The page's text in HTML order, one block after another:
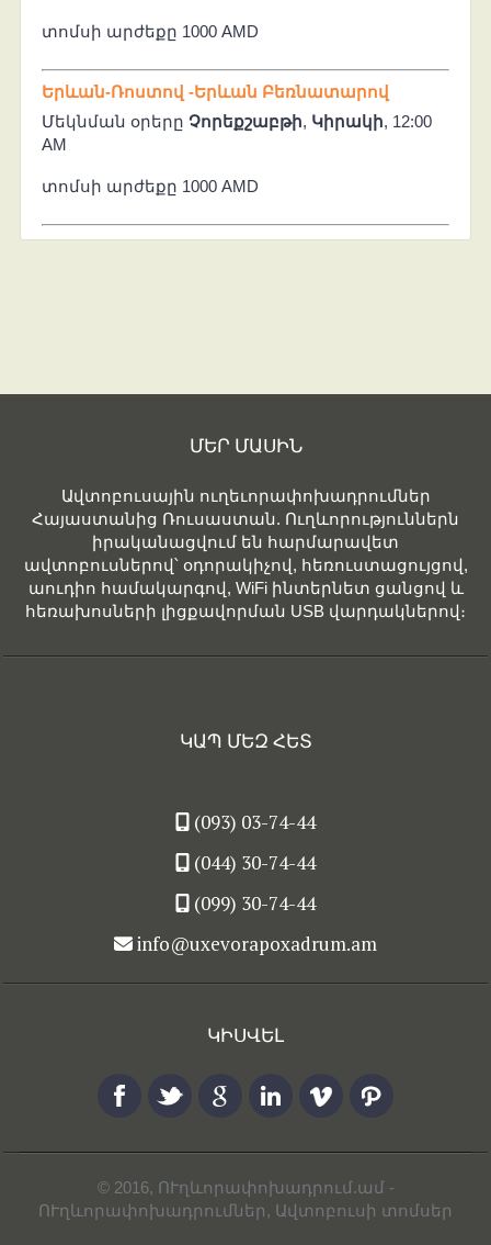
տոմսի արժեքը 1000 AMD
Երևան-Ռոստով -Երևան Բեռնատարով
Մեկնման օրերը Չորեքշաբթի, Կիրակի, 12:00
AM
տոմսի արժեքը 1000 AMD
ՄԵՐ ՄԱՍԻՆ
Ավտոբուսային ուղեւորափոխադրումներ
Հայաստանից Ռուսաստան. Ուղևորություններն
իրականացվում են հարմարավետ
ավտոբուսներով՝ օդորակիչով, հեռուստացույցով,
աուդիո համակարգով, WiFi ինտերնետ ցանցով և
հեռախոսների լիցքավորման USB վարդակներով։
ԿԱՊ ՄԵԶ ՀԵՏ
(093) 03-74-44
(044) 30-74-44
(099) 30-74-44
info@uxevorapoxadrum.am
ԿԻՍՎԵԼ
© 2016, ՈՒղևորափոխադրում.ամ-
ՈՒղևորափոխադրումներ, Ավտոբուսի տոմսեր